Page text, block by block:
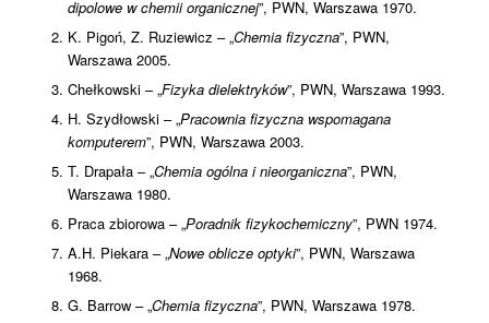
dipolowe w chemii organicznej”, PWN, Warszawa 1970.
K. Pigoń, Z. Ruziewicz – „Chemia fizyczna”, PWN,
Warszawa 2005.
Chełkowski – „Fizyka dielektryków”, PWN, Warszawa 1993.
H. Szydłowski – „Pracownia fizyczna wspomagana
komputerem”, PWN, Warszawa 2003.
T. Drapała – „Chemia ogólna i nieorganiczna”, PWN,
Warszawa 1980.
Praca zbiorowa – „Poradnik fizykochemiczny”, PWN 1974.
A.H. Piekara – „Nowe oblicze optyki”, PWN, Warszawa
1968.
G. Barrow – „Chemia fizyczna”, PWN, Warszawa 1978.